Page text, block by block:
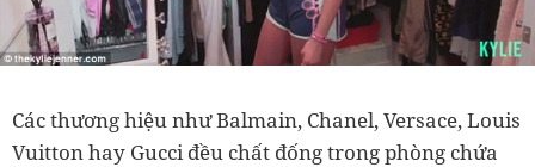
Các thương hiệu như Balmain, Chanel, Versace, Louis
Vuitton hay Gucci đều chất đống trong phòng chứa